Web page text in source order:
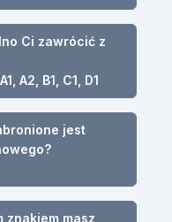
Ci zawrócić z
A2, B1, C1, D1
jest
znakiem masz